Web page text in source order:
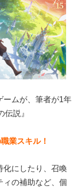
ームが、筆者が1年
説』
業スキル！
化にしたり、召喚
ィの補助など、個